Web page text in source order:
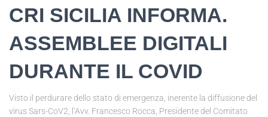
CRI SICILIA INFORMA.
ASSEMBLEE DIGITALI
DURANTE IL COVID
Visto il perdurare dello stato di emergenza, inerente la diffusione del
virus Sars-CoV2, l’Avv. Francesco Rocca, Presidente del Comitato